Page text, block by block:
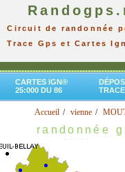
Circuit de randonnée
Trace Gps et Cartes
CARTES IGN®
25:000 DU 86
Accueil vienne
randonnée